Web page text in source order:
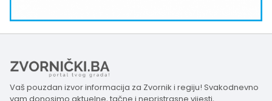
Vaš pouzdan izvor informacija za Zvornik i regiju! Svakodnevno